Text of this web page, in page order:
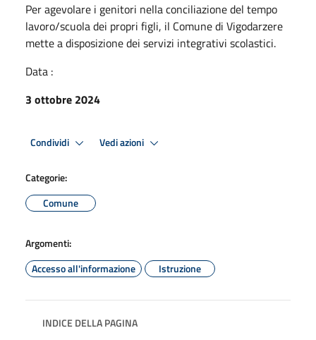
Per agevolare i genitori nella conciliazione del tempo
lavoro/scuola dei propri figli, il Comune di Vigodarzere
mette a disposizione dei servizi integrativi scolastici.
Data :
3 ottobre 2024
Condividi Vedi azioni
Categorie:
Comune
Argomenti:
Accesso all'informazione
Istruzione
INDICE DELLA PAGINA